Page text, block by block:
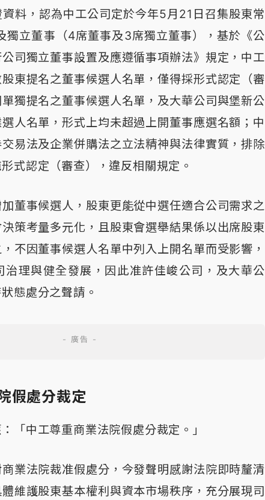
料，認為中工公司定於今年5月21日召集股東常
獨立董事（4席董事及3席獨立董事），基於《公
司獨立董事設置及應遵循事項辦法》規定，中工
東提名之董事候選人名單，僅得採形式認定（審
獨提名之董事候選人名單，及大華公司與堡新公
人名單，形式上均未超過上開董事應選名額；中
易法及企業併購法之立法精神與法律實質，排除
式認定（審查），違反相關規定。
董事候選人，股東更能從中選任適合公司需求之
策考量多元化，且股東會選舉結果係以出席股東
不因董事候選人名單中列入上開名單而受影響，
治理與健全發展，因此准許佳峻公司，及大華公
態處分之聲請。
假處分裁定
「中工尊重商業法院假處分裁定。」
業法院裁准假處分，今發聲明感謝法院即時釐清
維護股東基本權利與資本市場秩序，充分展現司